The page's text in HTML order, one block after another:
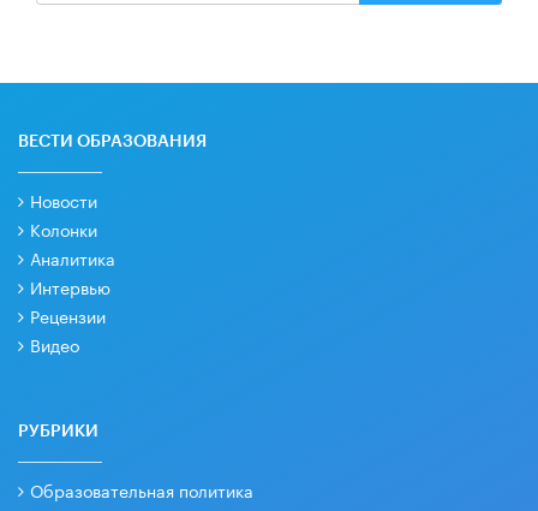
ВЕСТИ ОБРАЗОВАНИЯ
Новости
Колонки
Аналитика
Интервью
Рецензии
Видео
РУБРИКИ
Образовательная политика